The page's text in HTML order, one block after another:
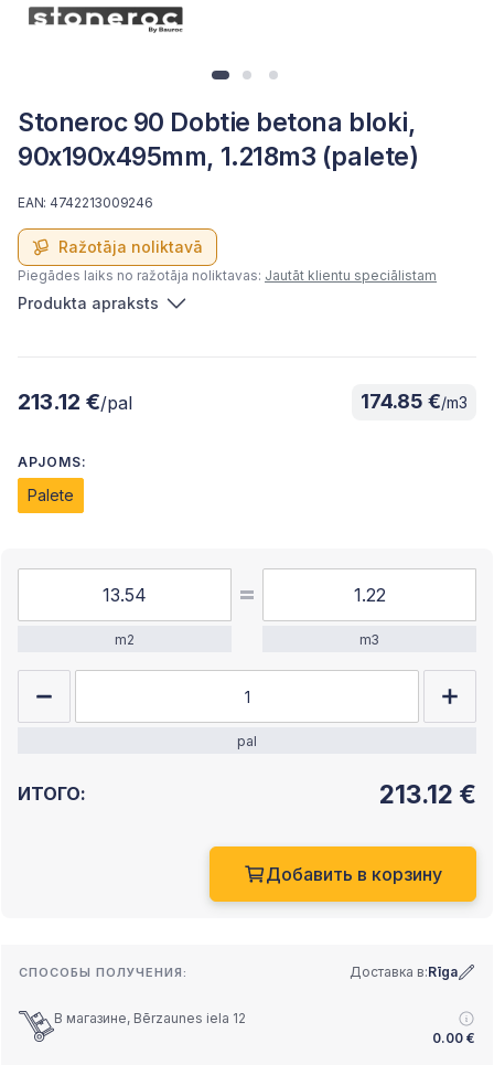
Stoneroc 90 Dobtie betona bloki,
90x190x495mm, 1.218m3 (palete)
Ražotāja noliktavā
EAN: 4742213009246
Piegādes laiks no ražotāja noliktavas: Jautāt klientu speciālistam
Produkta apraksts
213.12 €/pal 174.85 €/m3
APJOMS:
Palete
m2 m3
pal
ИТОГО: 213.12 €
Добавить в корзину
СПОСОБЫ ПОЛУЧЕНИЯ: Доставка в:Rīga
В магазине, Bērzaunes iela 12
0.00 €